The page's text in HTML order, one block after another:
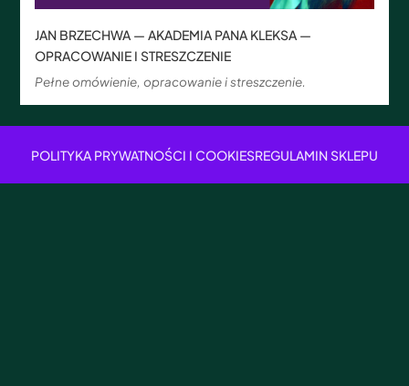
JAN BRZECHWA — AKADEMIA PANA KLEKSA —
OPRACOWANIE I STRESZCZENIE
Pełne omówienie, opracowanie i streszczenie.
POLITYKA PRYWATNOŚCI I COOKIESREGULAMIN SKLEPU